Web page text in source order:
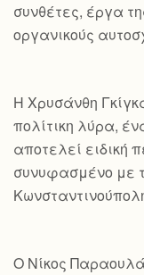
συνθέτες, έργα
οργανικούς
Η Χρυσάνθη
πολίτικη λύρα,
αποτελεί ειδική
συνυφασμένο με
Ο Νίκος